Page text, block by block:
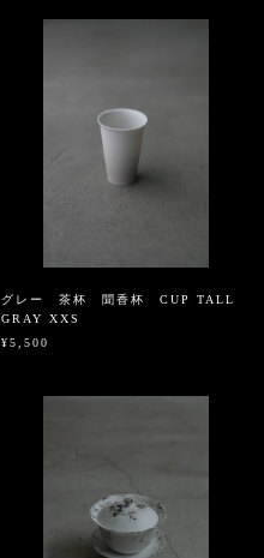
グレー 茶杯 聞香杯 CUP TALL
GRAY XXS
¥5,500